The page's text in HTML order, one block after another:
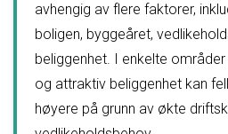
avhengig av flere faktorer,
boligen, byggeåret,
beliggenhet. I enkelte
og attraktiv beliggenhet kan
høyere på grunn av økte